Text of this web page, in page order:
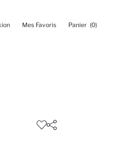
Mes Favoris Panier (0)